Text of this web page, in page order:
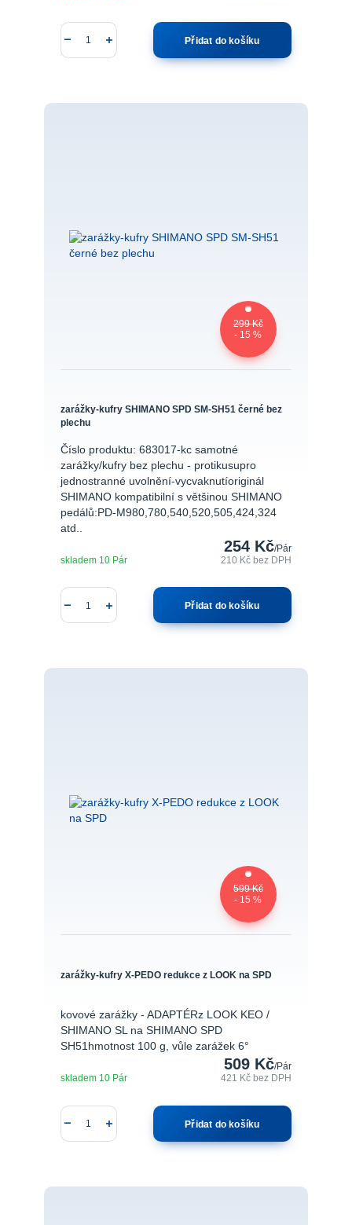
Přidat do košíku
299 Kč
- 15 %
zarážky-kufry SHIMANO SPD SM-SH51 černé bez
plechu
Číslo produktu: 683017-kc samotné
zarážky/kufry bez plechu - protikusupro
jednostranné uvolnění-vycvaknutíoriginál
SHIMANO kompatibilní s většinou SHIMANO
pedálů:PD-M980,780,540,520,505,424,324
atd..
254 Kč/Pár
210 Kčbez DPH
skladem 10 Pár
Přidat do košíku
599 Kč
- 15 %
zarážky-kufry X-PEDO redukce z LOOK na SPD
kovové zarážky - ADAPTÉRz LOOK KEO /
SHIMANO SL na SHIMANO SPD
SH51hmotnost 100 g, vůle zarážek 6°
509 Kč/Pár
421 Kč bez DPH
skladem 10 Pár
Přidat do košíku